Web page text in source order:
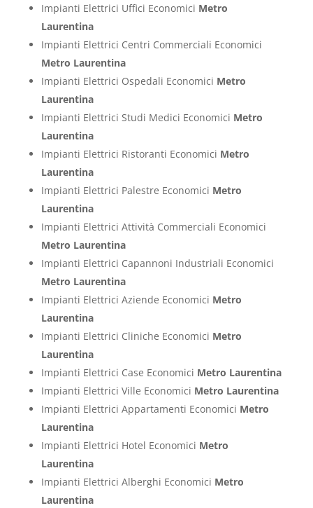
Impianti Elettrici Uffici Economici Metro
Laurentina
Impianti Elettrici Centri Commerciali Economici
Metro Laurentina
Impianti Elettrici Ospedali Economici Metro
Laurentina
Impianti Elettrici Studi Medici Economici Metro
Laurentina
Impianti Elettrici Ristoranti Economici Metro
Laurentina
Impianti Elettrici Palestre Economici Metro
Laurentina
Impianti Elettrici Attività Commerciali Economici
Metro Laurentina
Impianti Elettrici Capannoni Industriali Economici
Metro Laurentina
Impianti Elettrici Aziende Economici Metro
Laurentina
Impianti Elettrici Cliniche Economici Metro
Laurentina
Impianti Elettrici Case Economici Metro Laurentina
Impianti Elettrici Ville Economici Metro Laurentina
Impianti Elettrici Appartamenti Economici Metro
Laurentina
Impianti Elettrici Hotel Economici Metro
Laurentina
Impianti Elettrici Alberghi Economici Metro
Laurentina